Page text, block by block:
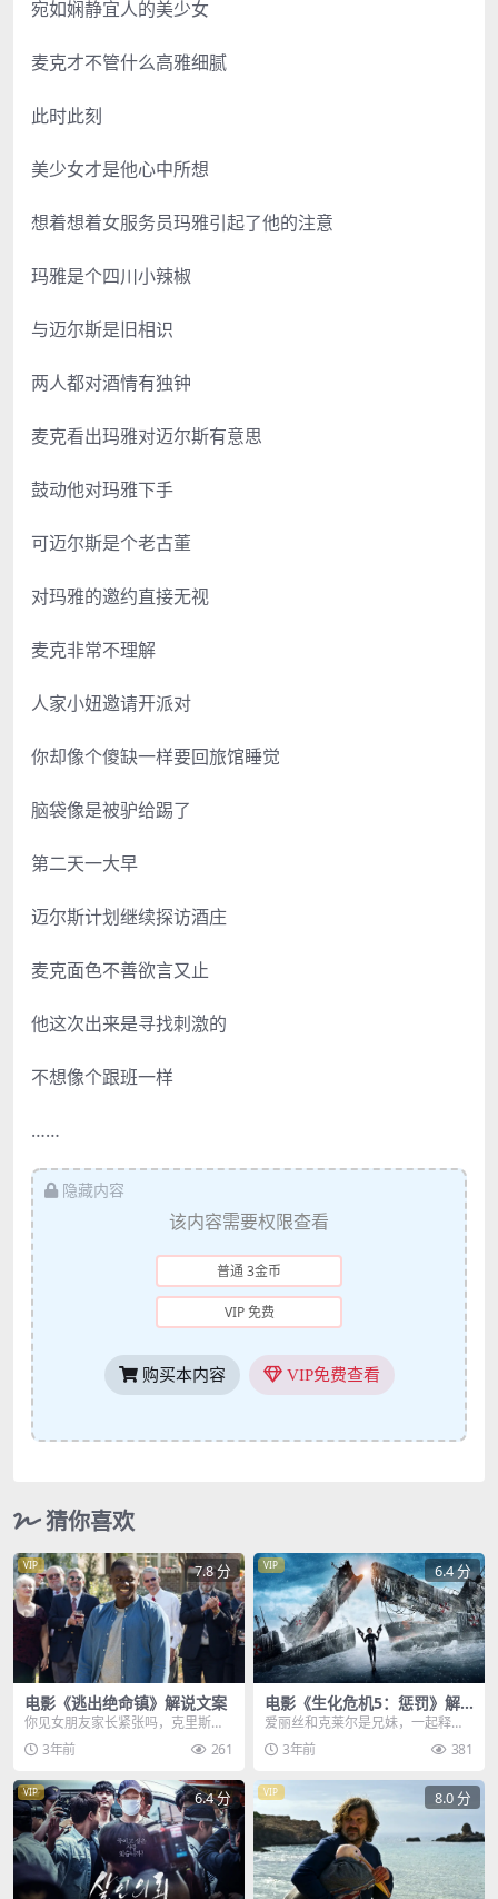
宛如娴静宜人的美少女
麦克才不管什么高雅细腻
此时此刻
美少女才是他心中所想
想着想着女服务员玛雅引起了他的注意
玛雅是个四川小辣椒
与迈尔斯是旧相识
两人都对酒情有独钟
麦克看出玛雅对迈尔斯有意思
鼓动他对玛雅下手
可迈尔斯是个老古董
对玛雅的邀约直接无视
麦克非常不理解
人家小妞邀请开派对
你却像个傻缺一样要回旅馆睡觉
脑袋像是被驴给踢了
第二天一大早
迈尔斯计划继续探访酒庄
麦克面色不善欲言又止
他这次出来是寻找刺激的
不想像个跟班一样
……
隐藏内容
该内容需要权限查看
普通 3金币
VIP 免费
购买本内容 VIP免费查看
猜你喜欢
VIP 7.8 分
电影《逃出绝命镇》解说文案
你见女朋友家长紧张吗，克里斯是
个黑人小伙儿，今天要和女友卢思
去见家长，克里斯有些...
3年前 261
VIP 6.4 分
电影《生化危机5：惩罚》解
说文案
爱丽丝和克莱尔是兄妹，一起释放
了冷冻的幸存者，转过身发现，保
护伞公司的大批部队已...
3年前 381
VIP 6.4 分 VIP 8.0 分